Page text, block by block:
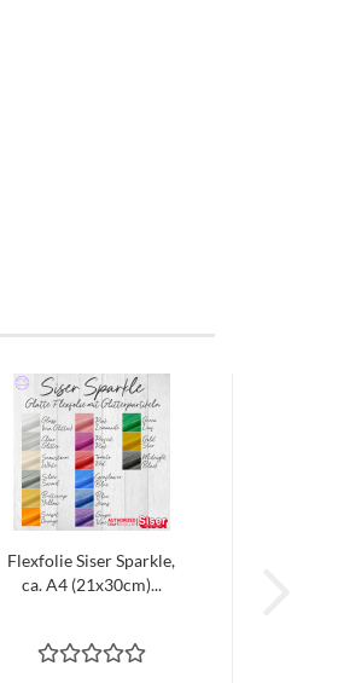
Flexfolie Siser Sparkle,
ca. A4 (21x30cm)...